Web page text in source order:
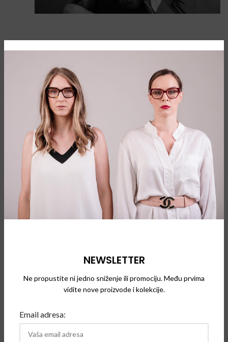
NEWSLETTER
Ne propustite ni jedno sniženje ili promociju. Među prvima
vidite nove proizvode i kolekcije.
Email adresa:
OD ODELA DO NAOČARA ZA SUNCE
Priča o brendu Thom Browne počela je 2001. godine, kada je
istoimeni dizajner osnovao svoju krojačku radnju. Godine
2003. lansirao je svoju prvu konfekcijsku kolekciju, a danas
njegova kultna ručno rađena odela nose uticajni ljudi širom
sveta od Londona do Tokija, Seula do Pariza, Hong Konga do
Njujorka. Njegov uticaj na svet mode je veliki, te su njegovi
dizajni našli put u muzejskim zbirkama, uključujući muzej
Victoria i Albert, Bath Fashion i Metropoliten muzej.
Tek 2011. godine renomirani dizajner se udružio sa brendom
oslonac njegove godišnje kolekcije.
Thom Browne naočare su prožete svim inovacijama i pažnjom
klasične oblike sa neobičnim detaljima, uključujući mrežaste
bočne panele, reflektujuća sočiva i detalje od plemenitih